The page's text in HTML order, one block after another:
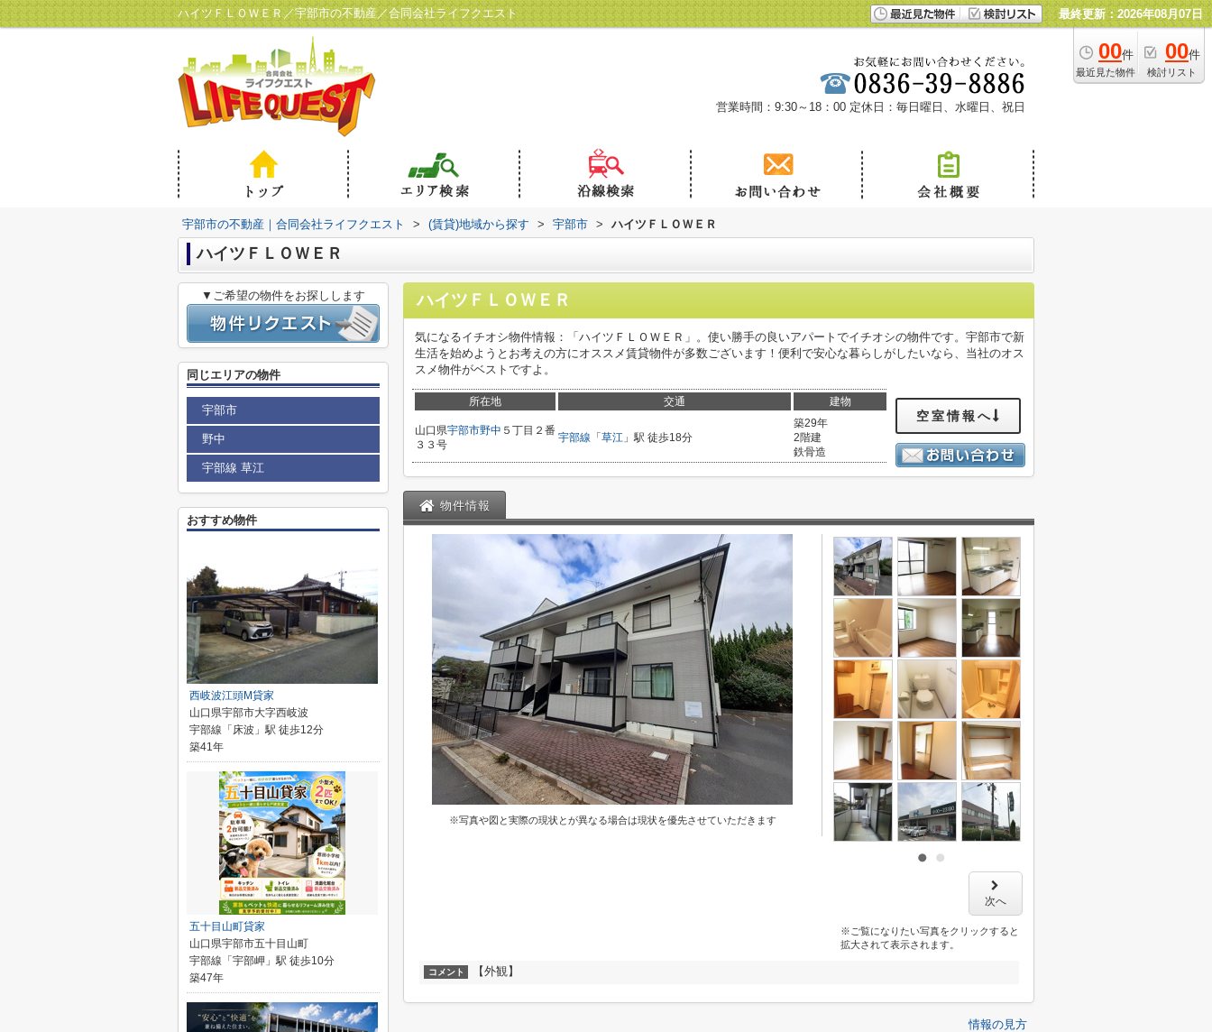
ハイツＦＬＯＷＥＲ／宇部市の不動産／合同会社ライフクエスト 最終更新：2026年08月07日
00件
最近見た物件
00件
検討リスト
営業時間：9:30～18：00 定休日：毎日曜日、水曜日、祝日
宇部市の不動産｜合同会社ライフクエスト > (賃貸)地域から探す > 宇部市 > ハイツＦＬＯＷＥＲ
ハイツＦＬＯＷＥＲ
ハイツＦＬＯＷＥＲ
気になるイチオシ物件情報：「ハイツＦＬＯＷＥＲ」。使い勝手の良いアパートでイチオシの物件です。宇部市で新
生活を始めようとお考えの方にオススメ賃貸物件が多数ございます！便利で安心な暮らしがしたいなら、当社のオス
スメ物件がベストですよ。
所在地 交通 建物
山口県宇部市野中 ５丁目２番
３３号
宇部線 「 草江 」駅 徒歩18分
築29年
2階建
鉄骨造
空室情報へ
物件情報
※写真や図と実際の現状とが異なる場合は現状を優先させていただきます
次へ
※ご覧になりたい写真をクリックすると
拡大されて表示されます。
コメント 【外観】
情報の見方
▼ご希望の物件をお探しします
同じエリアの物件
宇部市
野中
宇部線 草江
おすすめ物件
西岐波江頭M貸家
山口県宇部市大字西岐波
宇部線「床波」駅 徒歩12分
築41年
五十目山町貸家
山口県宇部市五十目山町
宇部線「宇部岬」駅 徒歩10分
築47年